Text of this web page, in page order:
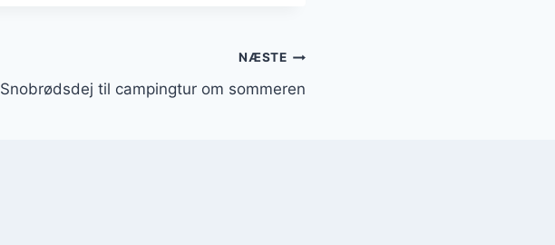
NÆSTE
Snobrødsdej til campingtur om sommeren